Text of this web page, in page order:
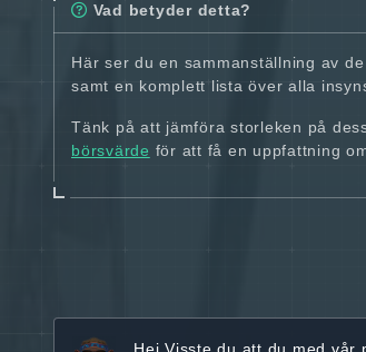
Vad betyder detta?
Här ser du en sammanställning av
samt en komplett lista över alla
Tänk på att jämföra storleken på
börsvärde för att få en uppfattning
Hej Visste du att du med vår